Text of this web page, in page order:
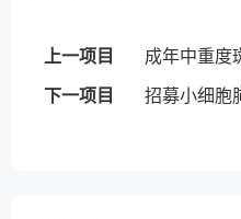
上一项目
下一项目 招募小细胞